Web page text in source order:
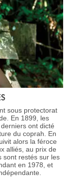
sous protectorat
En 1899, les
ont dicté
du coprah. En
alors la féroce
alliés, au prix de
sont restés sur les
en 1978, et